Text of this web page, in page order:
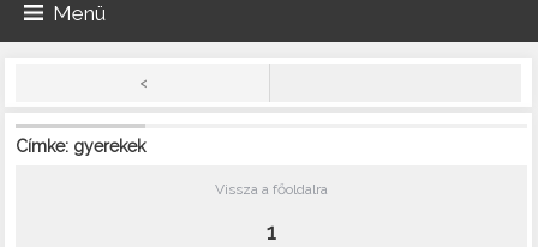
Menü
<
Címke: gyerekek
Vissza a főoldalra
1